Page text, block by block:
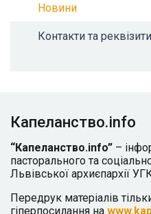
Новини
Контакти та реквізити
Капеланство.info
“Капеланство.info” –
пасторального та
Львівської архиєпархії
Передрук матеріалів
гіперпосилання на